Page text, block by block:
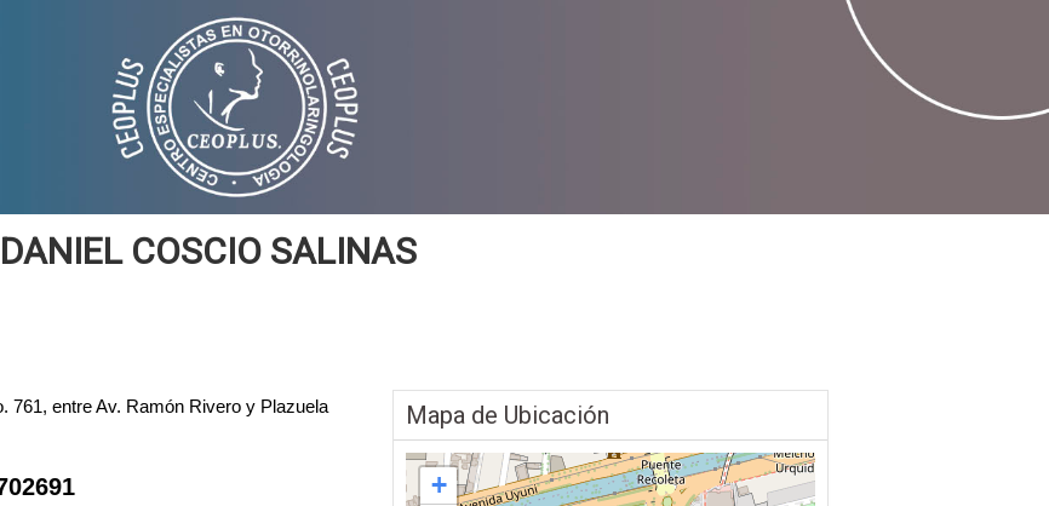
COSCIO SALINAS
761, entre Av. Ramón Rivero y Plazuela
Mapa de Ubicación
+